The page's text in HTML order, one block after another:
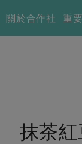
關於合作社 重
抹茶